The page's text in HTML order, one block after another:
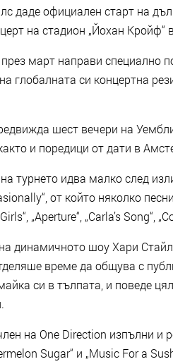
даде официален старт на
на стадион „Йохан Кройф“
март направи специално
глобалната си концертна
шест вечери на
и поредици от дати в
турнето идва малко след
от който няколко
„Aperture“, „Carla’s Song“,
динамичното шоу Хари
време да общува с
си в тълпата, и поведе
на One Direction изпълни и
Sugar“ и „Music For a